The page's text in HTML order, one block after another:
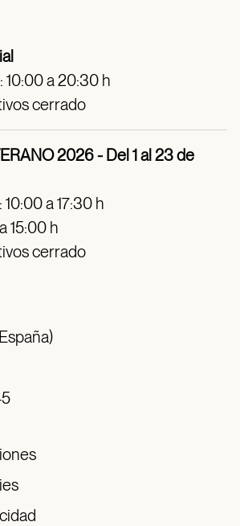
10:00 a 20:30 h
cerrado
2026 - Del 1 al 23 de
a 17:30 h
15:00 h
cerrado